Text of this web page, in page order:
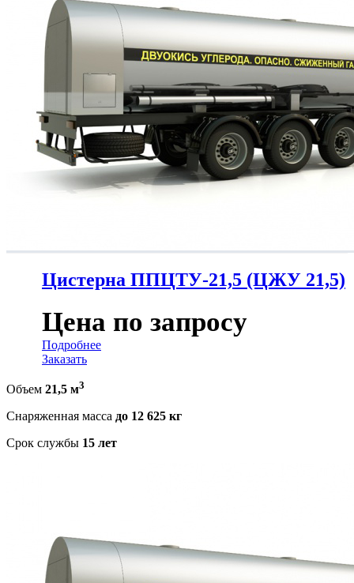
Цистерна ППЦТУ-21,5 (ЦЖУ 21,5)
Цена по запросу
Подробнее
Заказать
Объем 21,5 м3
Снаряженная масса до 12 625 кг
Срок службы 15 лет